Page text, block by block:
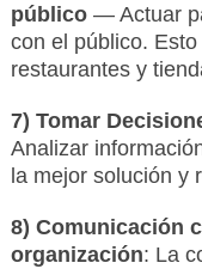
público— Actuar
con el público.
restaurantes y
7) Tomar
Analizar
la mejor solución y
8) Comunicación
organización: La